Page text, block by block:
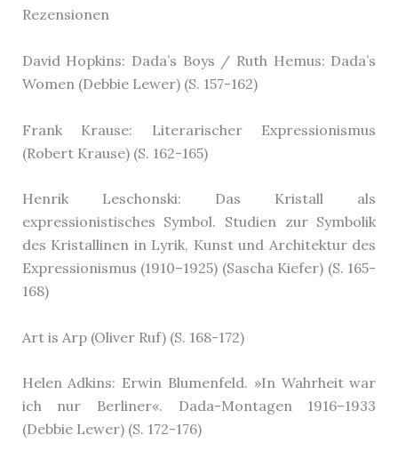
Rezensionen
David Hopkins: Dada’s Boys / Ruth Hemus: Dada’s
Women (Debbie Lewer) (S. 157-162)
Frank Krause: Literarischer Expressionismus
(Robert Krause) (S. 162-165)
Henrik Leschonski: Das Kristall als
expressionistisches Symbol. Studien zur Symbolik
des Kristallinen in Lyrik, Kunst und Architektur des
Expressionismus (1910–1925) (Sascha Kiefer) (S. 165-
168)
Art is Arp (Oliver Ruf) (S. 168-172)
Helen Adkins: Erwin Blumenfeld. »In Wahrheit war
ich nur Berliner«. Dada-Montagen 1916–1933
(Debbie Lewer) (S. 172-176)